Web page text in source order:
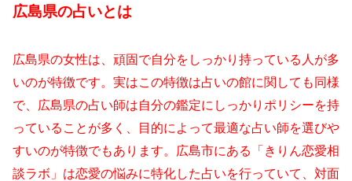
広島県の占いとは
広島県の女性は、頑固で自分をしっかり持っている人が多
いのが特徴です。実はこの特徴は占いの館に関しても同様
で、広島県の占い師は自分の鑑定にしっかりポリシーを持
っていることが多く、目的によって最適な占い師を選びや
すいのが特徴でもあります。広島市にある「きりん恋愛相
談ラボ」は恋愛の悩みに特化した占いを行っていて、対面